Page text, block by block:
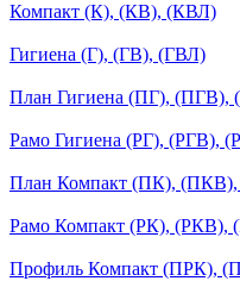
Компакт (К), (КВ), (КВЛ)
Гигиена (Г), (ГВ), (ГВЛ)
План Гигиена (ПГ), (ПГВ),
Рамо Гигиена (РГ), (РГВ),
План Компакт (ПК),
Рамо Компакт (РК), (РКВ),
Профиль Компакт (ПРК),